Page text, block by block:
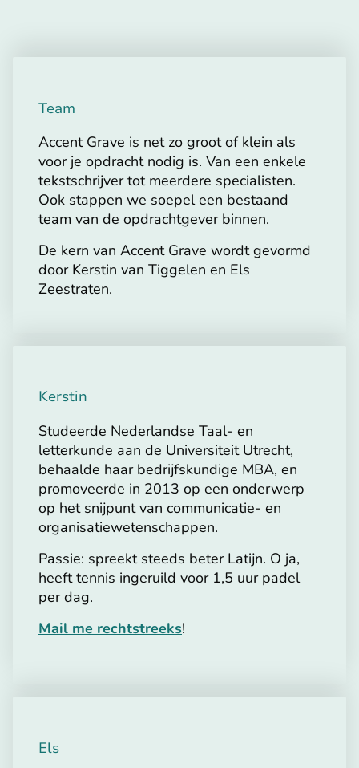
Team
Accent Grave is net zo groot of klein als
voor je opdracht nodig is. Van een enkele
tekstschrijver tot meerdere specialisten.
Ook stappen we soepel een bestaand
team van de opdrachtgever binnen.
De kern van Accent Grave wordt gevormd
door Kerstin van Tiggelen en Els
Zeestraten.
Kerstin
Studeerde Nederlandse Taal- en
letterkunde aan de Universiteit Utrecht,
behaalde haar bedrijfskundige MBA, en
promoveerde in 2013 op een onderwerp
op het snijpunt van communicatie- en
organisatiewetenschappen.
Passie: spreekt steeds beter Latijn. O ja,
heeft tennis ingeruild voor 1,5 uur padel
per dag.
Mail me rechtstreeks!
Els